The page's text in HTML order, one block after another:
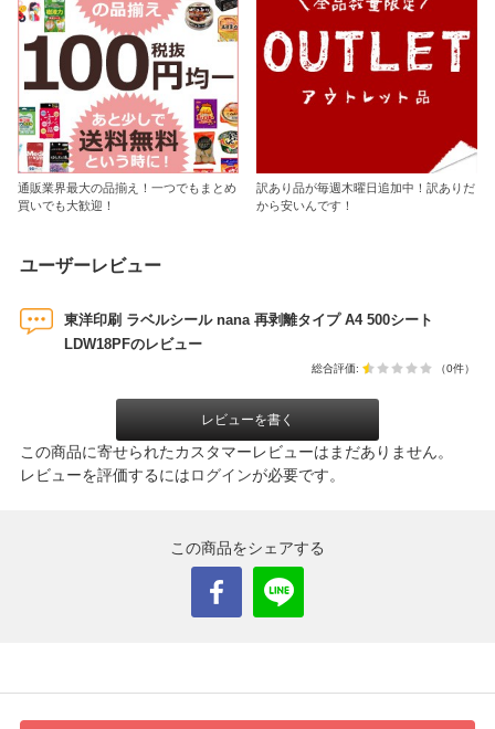
通販業界最大の品揃え！一つでもまとめ
買いでも大歓迎！
訳あり品が毎週木曜日追加中！訳ありだ
から安いんです！
ユーザーレビュー
東洋印刷 ラベルシール nana 再剥離タイプ A4 500シート
LDW18PFのレビュー
総合評価: （0件）
レビューを書く
この商品に寄せられたカスタマーレビューはまだありません。
レビューを評価するにはログインが必要です。
この商品をシェアする